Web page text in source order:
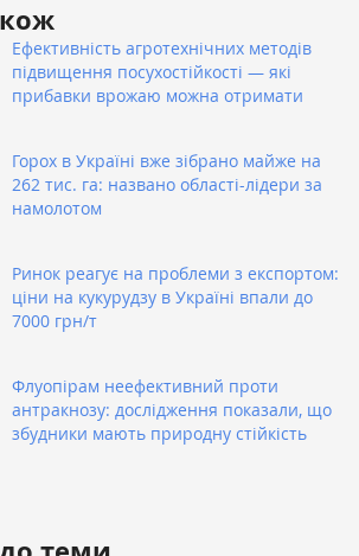
Ефективність агротехнічних методів
підвищення посухостійкості — які
прибавки врожаю можна отримати
Горох в Україні вже зібрано майже на
262 тис. га: названо області-лідери за
намолотом
Ринок реагує на проблеми з експортом:
ціни на кукурудзу в Україні впали до
7000 грн/т
Флуопірам неефективний проти
антракнозу: дослідження показали, що
збудники мають природну стійкість